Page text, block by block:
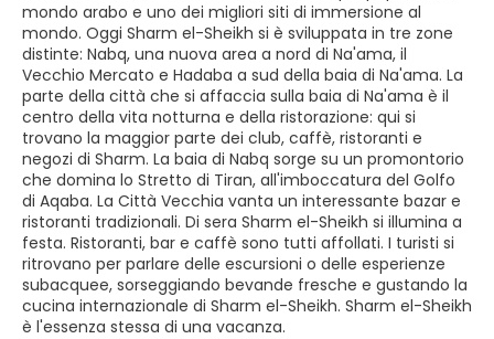
mondo arabo e uno dei migliori siti di immersione al
mondo. Oggi Sharm el-Sheikh si è sviluppata in tre zone
distinte: Nabq, una nuova area a nord di Na'ama, il
Vecchio Mercato e Hadaba a sud della baia di Na'ama. La
parte della città che si affaccia sulla baia di Na'ama è il
centro della vita notturna e della ristorazione: qui si
trovano la maggior parte dei club, caffè, ristoranti e
negozi di Sharm. La baia di Nabq sorge su un promontorio
che domina lo Stretto di Tiran, all'imboccatura del Golfo
di Aqaba. La Città Vecchia vanta un interessante bazar e
ristoranti tradizionali. Di sera Sharm el-Sheikh si illumina a
festa. Ristoranti, bar e caffè sono tutti affollati. I turisti si
ritrovano per parlare delle escursioni o delle esperienze
subacquee, sorseggiando bevande fresche e gustando la
cucina internazionale di Sharm el-Sheikh. Sharm el-Sheikh
è l'essenza stessa di una vacanza.